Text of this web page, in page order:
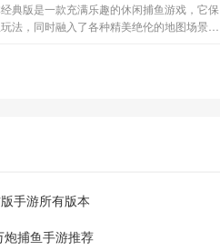
典版是一款充满乐趣的休闲捕鱼游戏，它保
法，同时融入了各种精美绝伦的地图场景，
手游所有版本
捕鱼手游推荐